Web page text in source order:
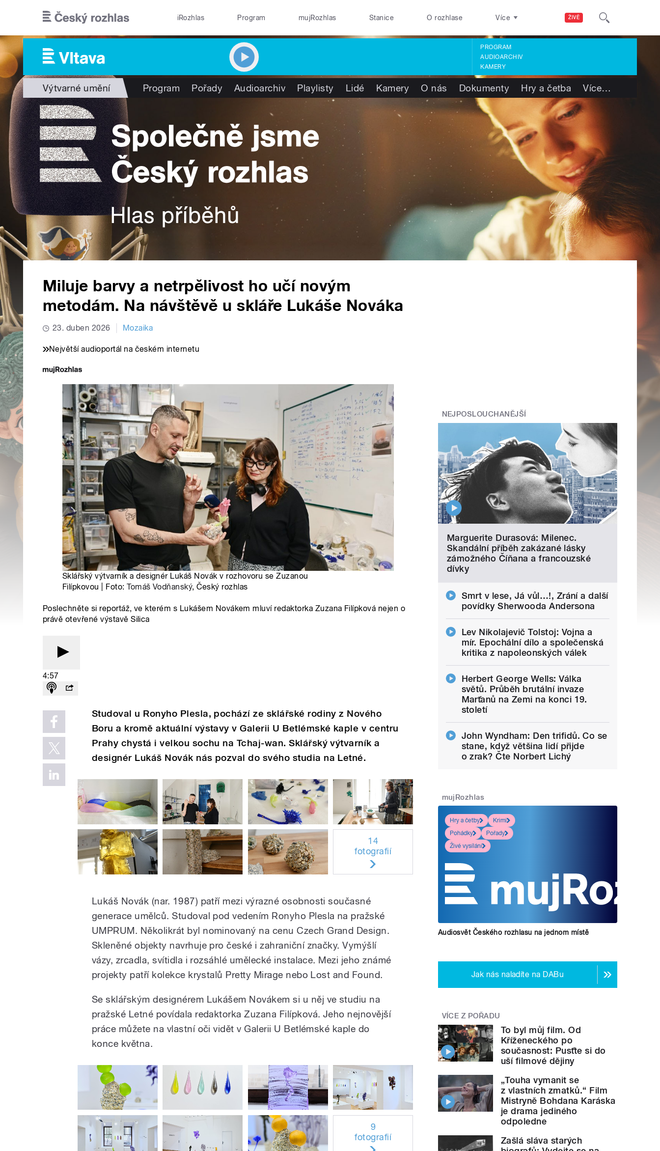
ŽIVĚ
iRozhlas Program mujRozhlas Stanice O rozhlase Více
PROGRAM
AUDIOARCHIV
KAMERY
Výtvarné umění Program Pořady Audioarchiv Playlisty Lidé Kamery O nás Dokumenty Hry a četba Více…
Miluje barvy a netrpělivost ho učí novým
metodám. Na návštěvě u skláře Lukáše Nováka
23. duben 2026 Mozaika
Největší audioportál na českém internetu
Sklářský výtvarník a designér Lukáš Novák v rozhovoru se Zuzanou
Filípkovou | Foto:Tomáš Vodňanský, Český rozhlas
Poslechněte si reportáž, ve kterém s Lukášem Novákem mluví redaktorka Zuzana Filípková nejen o
právě otevřené výstavě Silica
4:57
Studoval u Ronyho Plesla, pochází ze sklářské rodiny z Nového
Boru a kromě aktuální výstavy v Galerii U Betlémské kaple v centru
Prahy chystá i velkou sochu na Tchaj-wan. Sklářský výtvarník a
designér Lukáš Novák nás pozval do svého studia na Letné.
14
fotografií
Lukáš Novák (nar. 1987) patří mezi výrazné osobnosti současné
generace umělců. Studoval pod vedením Ronyho Plesla na pražské
UMPRUM. Několikrát byl nominovaný na cenu Czech Grand Design.
Skleněné objekty navrhuje pro české i zahraniční značky. Vymýšlí
vázy, zrcadla, svítidla i rozsáhlé umělecké instalace. Mezi jeho známé
projekty patří kolekce krystalů Pretty Mirage nebo Lost and Found.
Se sklářským designérem Lukášem Novákem si u něj ve studiu na
pražské Letné povídala redaktorka Zuzana Filípková. Jeho nejnovější
práce můžete na vlastní oči vidět v Galerii U Betlémské kaple do
konce května.
9
fotografií
NEJPOSLOUCHANĚJŠÍ
Marguerite Durasová: Milenec.
Skandální příběh zakázané lásky
zámožného Číňana a francouzské
dívky
Smrt v lese, Já vůl…!, Zrání a další
povídky Sherwooda Andersona
Lev Nikolajevič Tolstoj: Vojna a
mír. Epochální dílo a společenská
kritika z napoleonských válek
Herbert George Wells: Válka
světů. Průběh brutální invaze
Marťanů na Zemi na konci 19.
století
John Wyndham: Den trifidů. Co se
stane, když většina lidí přijde
o zrak? Čte Norbert Lichý
mujRozhlas
Hry a četby
Krimi
Pohádky
Pořady
Živé vysílání
Audiosvět Českého rozhlasu na jednom místě
Jak nás naladíte na DABu
VÍCE Z POŘADU
To byl můj film. Od
Kříženeckého po
současnost: Pusťte si do
uší filmové dějiny
„Touha vymanit se
z vlastních zmatků.“ Film
Mistryně Bohdana Karáska
je drama jediného
odpoledne
Zašlá sláva starých